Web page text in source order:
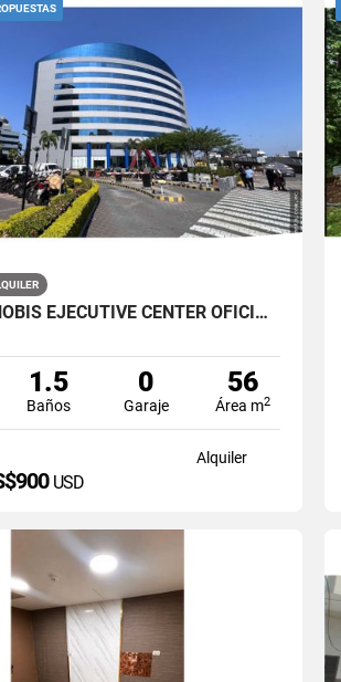
EDIFICIO NOBIS EJECUTIVE CENTER OFICINA 60M2 EN ALQUILER AMOBLADA
1.5
Baños
0
Garaje
56
Área m2
Alquiler
USD